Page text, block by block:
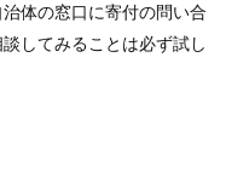
体の窓口に寄付の問い合
してみることは必ず試し